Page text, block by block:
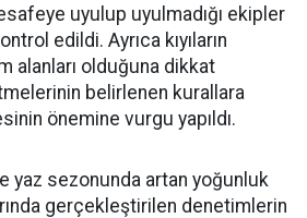
uyulup uyulmadığı ekipler
edildi. Ayrıca kıyıların
alanları olduğuna dikkat
belirlenen kurallara
önemine vurgu yapıldı.
yaz sezonunda artan yoğunluk
gerçekleştirilen denetimlerin